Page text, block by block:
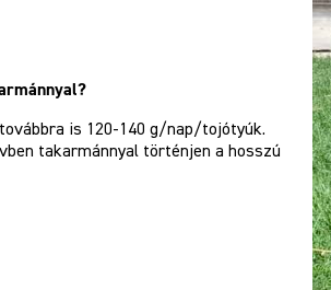
is 120-140 g/nap/tojótyúk.
takarmánnyal történjen a hosszú